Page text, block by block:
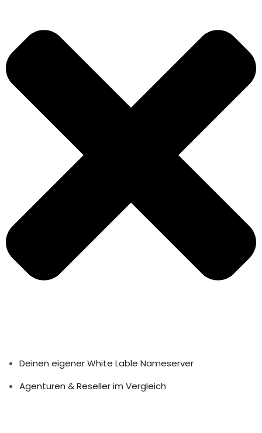
Deinen eigener White Lable Nameserver
Agenturen & Reseller im Vergleich